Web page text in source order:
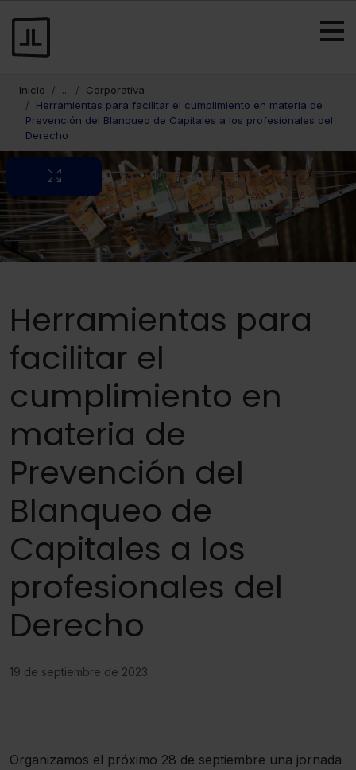
Inicio ...
Corporativa
Herramientas para facilitar el cumplimiento en materia de
Prevención del Blanqueo de Capitales a los profesionales del
Derecho
Herramientas para
facilitar el
cumplimiento en
materia de
Prevención del
Blanqueo de
Capitales a los
profesionales del
Derecho
19 de septiembre de 2023
Organizamos el próximo 28 de septiembre una jornada